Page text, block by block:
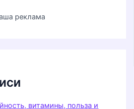
реклама
витамины, польза и